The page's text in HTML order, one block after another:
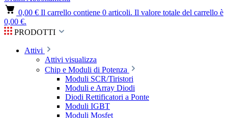
0,00 € Il carrello contiene 0 articoli. Il valore totale del carrello è
0,00 €.
PRODOTTI
Attivi
Attivi visualizza
Chip e Moduli di Potenza
Moduli SCR/Tiristori
Moduli e Array Diodi
Diodi Rettificatori a Ponte
Moduli IGBT
Moduli Mosfet